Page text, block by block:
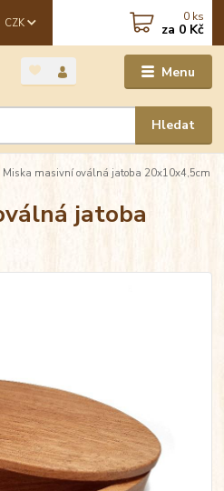
Menu
CZK
Hledat
0 ks
za 0 Kč
Miska masivní oválná jatoba 20x10x4,5cm
jatoba